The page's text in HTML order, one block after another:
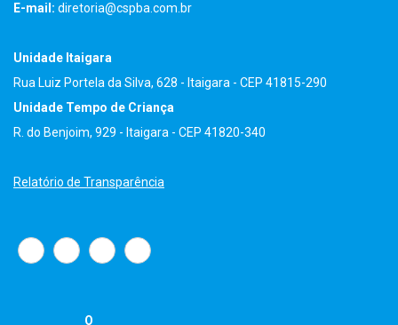
E-mail: diretoria@cspba.com.br
Unidade Itaigara
Rua Luiz Portela da Silva, 628 - Itaigara - CEP 41815-290
Unidade Tempo de Criança
R. do Benjoim, 929 - Itaigara - CEP 41820-340
Relatório de Transparência
O